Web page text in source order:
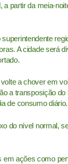
a partir da meia-
A cidade será
a chover em
a transposição
de consumo diário.
do nível normal,
em ações como